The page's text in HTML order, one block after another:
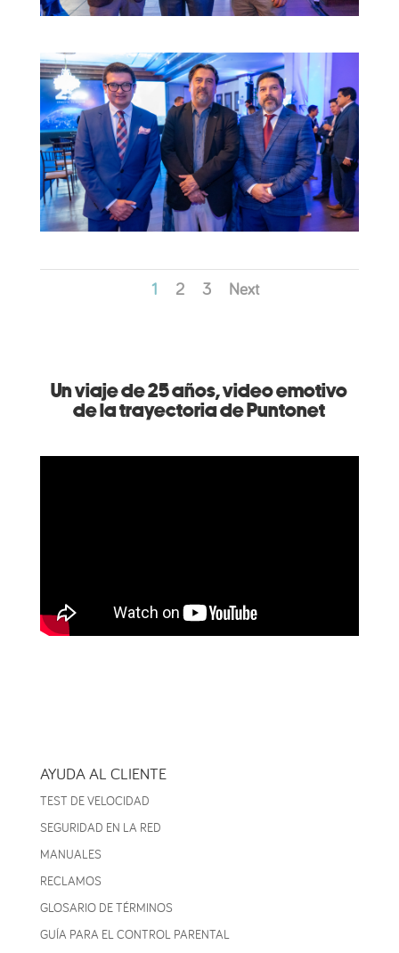
1 2 3 Next
Un viaje de 25 años, video emotivo
de la trayectoria de Puntonet
AYUDA AL CLIENTE
TEST DE VELOCIDAD
SEGURIDAD EN LA RED
MANUALES
RECLAMOS
GLOSARIO DE TÉRMINOS
GUÍA PARA EL CONTROL PARENTAL